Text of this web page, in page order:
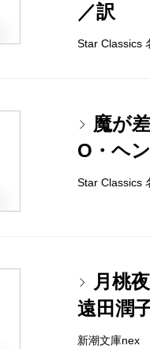
／訳
Star
魔が
O・ヘ
Star
月桃夜
遠田潤
新潮文庫